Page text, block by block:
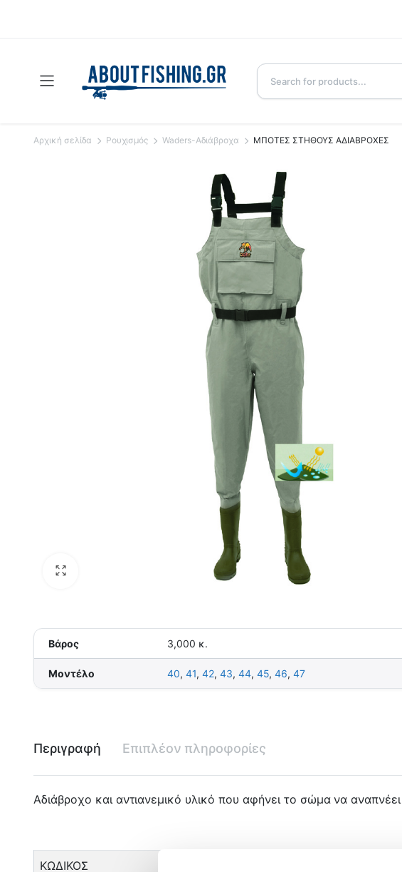
Αρχική σελίδα Ρουχισμός Waders-Αδιάβροχα ΜΠΟΤΕΣ ΣΤΗΘΟΥΣ ΑΔΙΑΒΡΟΧΕΣ
Βάρος 3,000 κ.
Μοντέλο 40, 41, 42, 43, 44, 45,46,47
Περιγραφή Επιπλέον πληροφορίες
Αδιάβροχο και αντιανεμικό υλικό που αφήνει το σώμα να αναπνέει
ΚΩΔΙΚΟΣ